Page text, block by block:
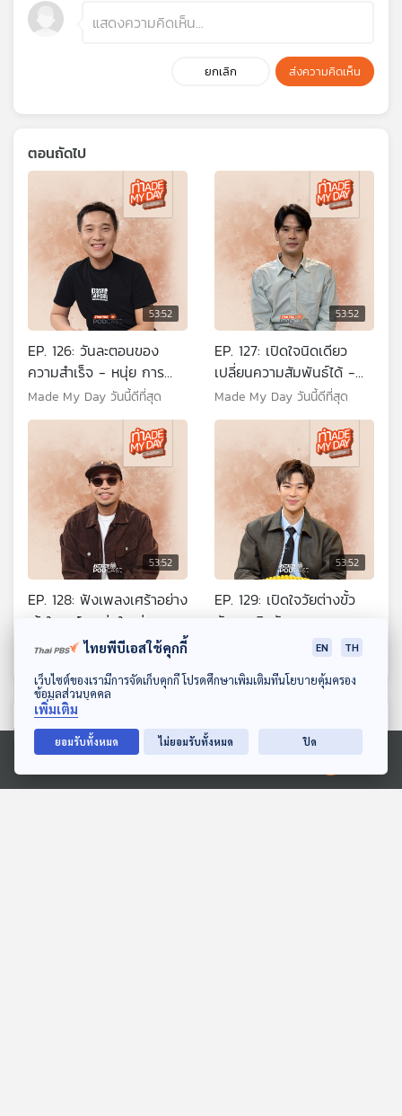
ดาวน์โหลด Thai PBS Podcast Application
Ⓒ 2020 องค์การกระจายเสียงและแพร่ภาพสาธารณะแห่งประเทศไทย
ยกเลิก ส่งความคิดเห็น
ตอนถัดไป
53:52
EP. 126: วันละตอนของ
ความสำเร็จ - หนุ่ย การ
ตลาดวันละตอน
Made My Day วันนี้ดีที่สุด
53:52
EP. 127: เปิดใจนิดเดียว
เปลี่ยนความสัมพันธ์ได้ -
เติ๊ด เทพลีลา
Made My Day วันนี้ดีที่สุด
53:52
EP. 128: ฟังเพลงเศร้าอย่าง
เข้าใจ - โอ แว่นใหญ่
Made My Day วันนี้ดีที่สุด
53:52
EP. 129: เปิดใจวัยต่างขั้ว
กับภารกิจลับหลานชายวาย
วุ่น - แปลน ธนวัฒน์ คู
Made My Day วันนี้ดีที่สุด
ตอนที่เกี่ยวข้อง
ไทยพีบีเอสใช้คุกกี้ EN TH
เว็บไซต์ของเรามีการจัดเก็บคุกกี้ โปรดศึกษาเพิ่มเติมที่นโยบายคุ้มครอง
ข้อมูลส่วนบุคคล
เพิ่มเติม
ยอมรับทั้งหมด ไม่ยอมรับทั้งหมด ปิด